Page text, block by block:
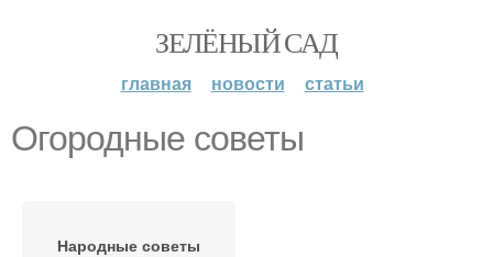
ЗЕЛЁНЫЙ САД
главная новости статьи
Огородные советы
Народные советы